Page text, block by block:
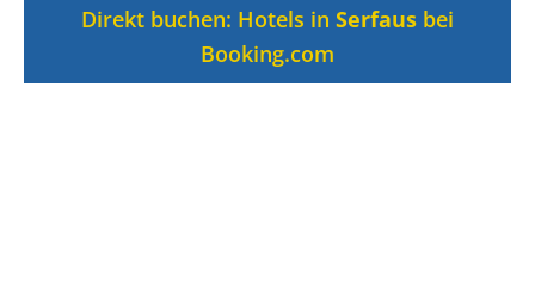
Direkt buchen: Hotels in Serfaus bei
Booking.com